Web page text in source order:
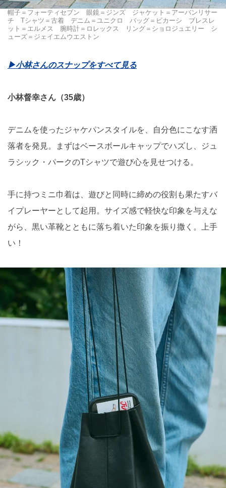
帽子＝フォーティセブン 眼鏡＝ジンズ ジャケット＝アーバンリサー
チ Tシャツ＝古着 デニム＝ユニクロ バッグ＝ビカーシ ブレスレ
ット＝エルメス 腕時計＝ロレックス リング＝ショロジュエリー シ
ューズ＝ジェイエムウエストン
▶︎小林さんのスナップをすべて見る
小林督幸さん（35歳）
デニムを使ったジャケパンスタイルを、自分色にこなす洒
落者を発見。まずはベースボールキャップでハズし、ジュ
ラシック・パークのTシャツで遊び心を見せつける。
手に持つミニ巾着は、遊びと同時に締めの役割も果たすバ
イプレーヤーとして起用。サイズ感で軽快な印象を与えな
がら、黒い革靴とともに落ち着いた印象を振り撒く。上手
い！